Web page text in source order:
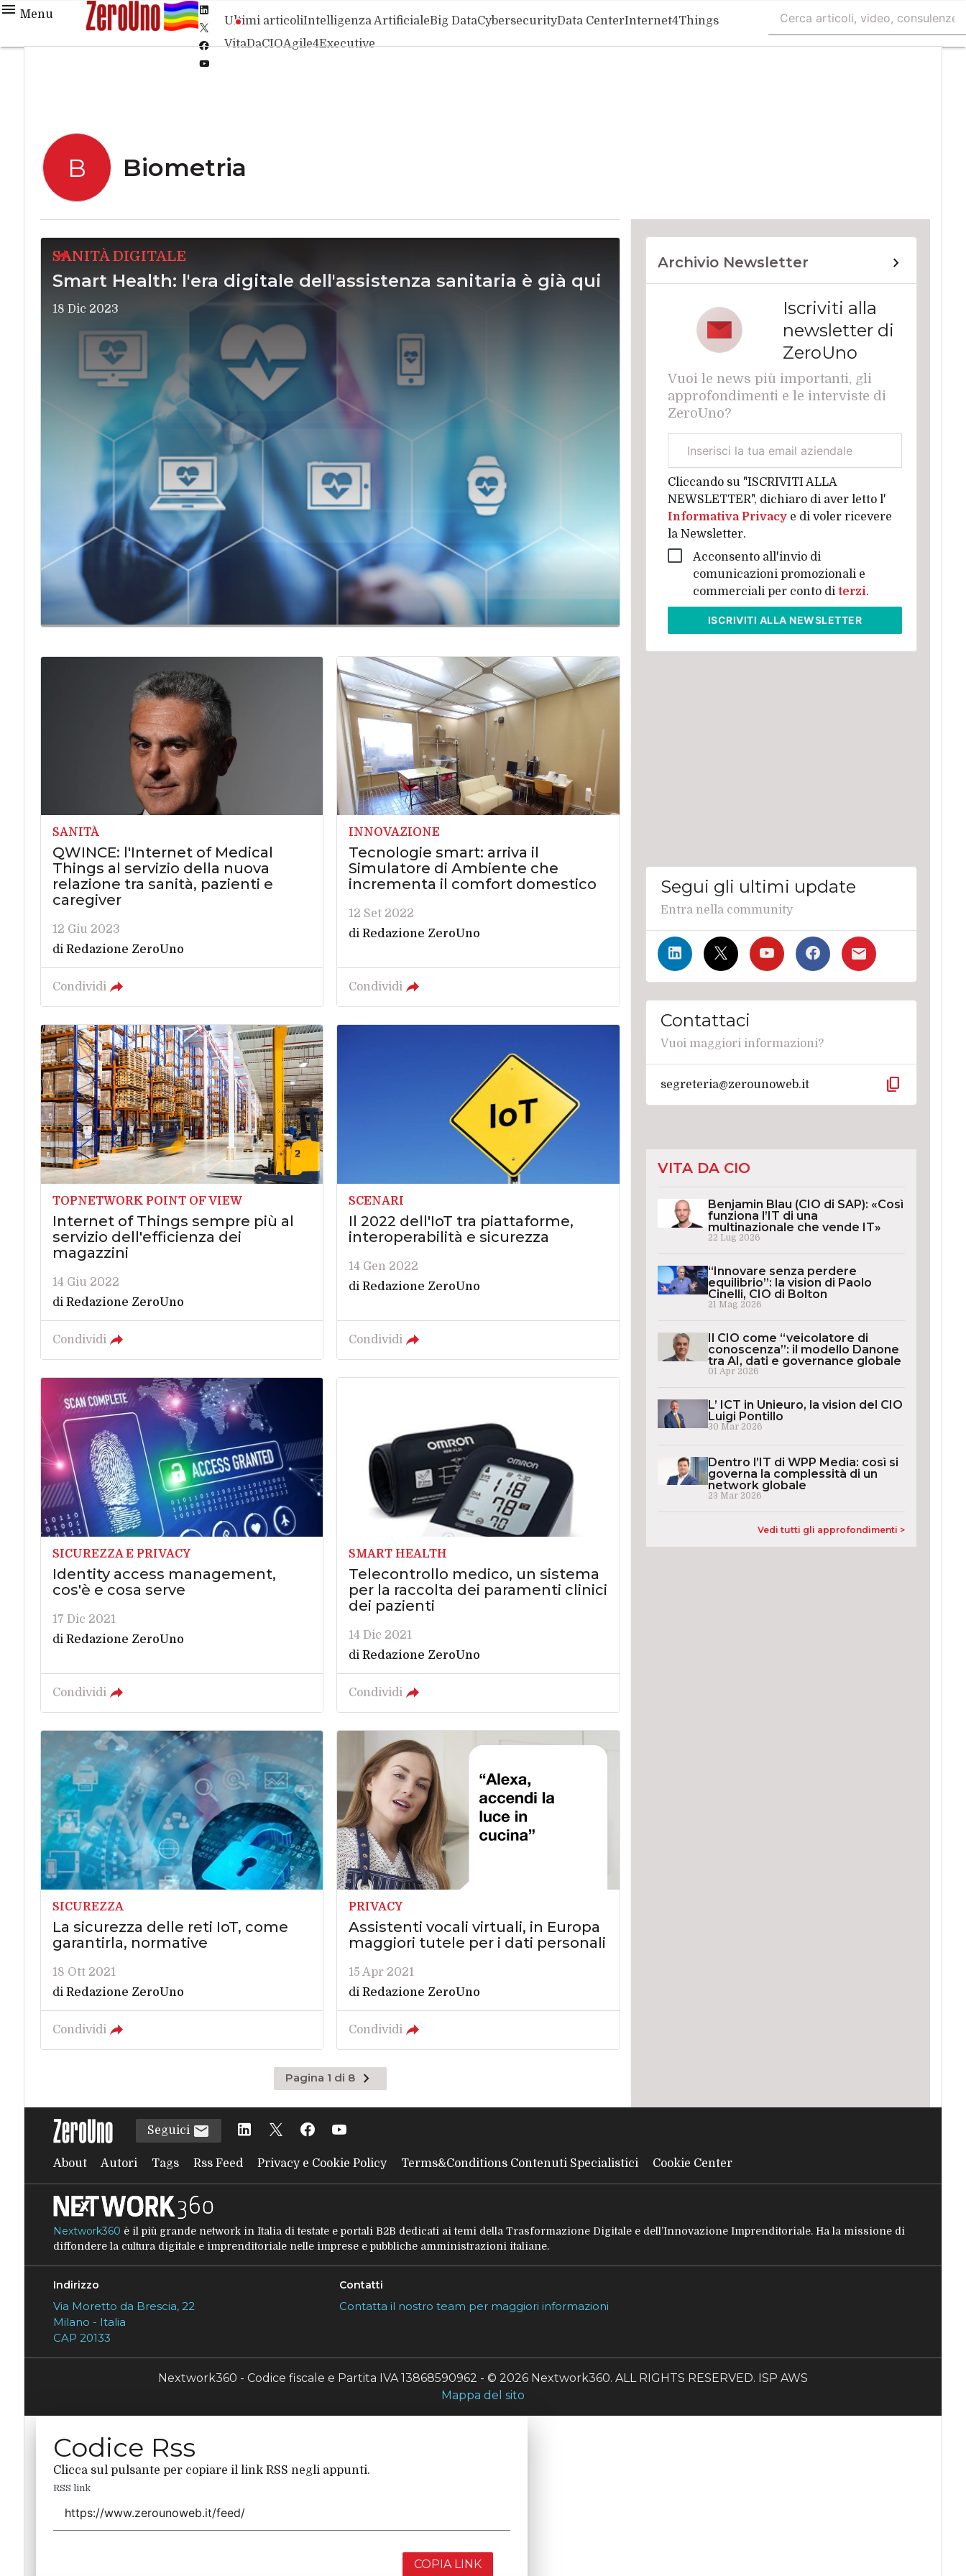
Menu
Twitter
Facebook
Ultimi articoliIntelligenza ArtificialeBig DataCybersecurityData CenterInternet4Things
VitaDaCIOAgile4Executive
B Biometria
SANITÀ DIGITALE
Smart Health: l'era digitale dell'assistenza sanitaria è già qui
18 Dic 2023
SANITÀ
QWINCE: l'Internet of Medical
Things al servizio della nuova
relazione tra sanità, pazienti e
caregiver
12 Giu 2023
di Redazione ZeroUno
Condividi
INNOVAZIONE
Tecnologie smart: arriva il
Simulatore di Ambiente che
incrementa il comfort domestico
12 Set 2022
diRedazione ZeroUno
Condividi
TOPNETWORK POINT OF VIEW
Internet of Things sempre più al
servizio dell'efficienza dei
magazzini
14 Giu 2022
di Redazione ZeroUno
Condividi
SCENARI
Il 2022 dell'IoT tra piattaforme,
interoperabilità e sicurezza
14 Gen 2022
diRedazione ZeroUno
Condividi
SICUREZZA E PRIVACY
Identity access management,
cos'è e cosa serve
17 Dic 2021
di Redazione ZeroUno
Condividi
SMART HEALTH
Telecontrollo medico, un sistema
per la raccolta dei paramenti clinici
dei pazienti
14 Dic 2021
diRedazione ZeroUno
Condividi
SICUREZZA
La sicurezza delle reti IoT, come
garantirla, normative
18 Ott 2021
di Redazione ZeroUno
Condividi
PRIVACY
Assistenti vocali virtuali, in Europa
maggiori tutele per i dati personali
15 Apr 2021
diRedazione ZeroUno
Condividi
Pagina 1 di 8
Pagina
successiva
Archivio Newsletter
Iscriviti alla
newsletter di
ZeroUno
Vuoi le news più importanti, gli
approfondimenti e le interviste di
ZeroUno?
aziendale
Cliccando su "ISCRIVITI ALLA
NEWSLETTER", dichiaro di aver letto l'
Informativa Privacy e di voler ricevere
la Newsletter.
Acconsento all'invio di
comunicazioni promozionali e
commerciali per conto di terzi.
ISCRIVITI ALLA NEWSLETTER
Segui gli ultimi update
Entra nella community
Contattaci
Vuoi maggiori informazioni?
segreteria@zerounoweb.it content_copy
VITA DA CIO
Benjamin Blau (CIO di SAP): «Così
funziona l’IT di una
multinazionale che vende IT»
22 Lug 2026
“Innovare senza perdere
equilibrio”: la vision di Paolo
Cinelli, CIO di Bolton
21 Mag 2026
Il CIO come “veicolatore di
conoscenza”: il modello Danone
tra AI, dati e governance globale
01 Apr 2026
L’ ICT in Unieuro, la vision del CIO
Luigi Pontillo
30 Mar 2026
Dentro l’IT di WPP Media: così si
governa la complessità di un
network globale
23 Mar 2026
Vedi tutti gli approfondimenti >
Seguici
About Autori Tags Rss Feed Privacy e Cookie Policy Terms&Conditions Contenuti Specialistici Cookie Center
Nextwork360 è il più grande network in Italia di testate e portali B2B dedicati ai temi della Trasformazione Digitale e dell’Innovazione Imprenditoriale. Ha la missione di
diffondere la cultura digitale e imprenditoriale nelle imprese e pubbliche amministrazioni italiane.
Indirizzo
Via Moretto da Brescia, 22
Milano - Italia
CAP 20133
Contatti
Contatta il nostro team per maggiori informazioni
Nextwork360 - Codice fiscale e Partita IVA 13868590962 - © 2026 Nextwork360. ALL RIGHTS RESERVED. ISP AWS
Mappa del sito
Codice Rss
Clicca sul pulsante per copiare il link RSS negli appunti.
RSS link
COPIA LINK